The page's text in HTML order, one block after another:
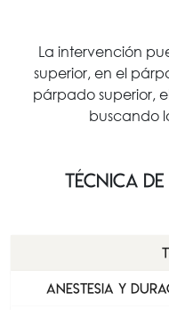
La intervención
superior, en el
párpado superior,
buscando
TÉCNICA
ANESTESIA Y